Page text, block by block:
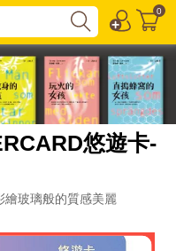
0
悠遊卡-
繪玻璃般的質感美麗